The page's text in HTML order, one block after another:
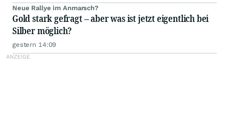
Neue Rallye im Anmarsch?
Gold stark gefragt – aber was ist jetzt eigentlich bei
Silber möglich?
gestern 14:09